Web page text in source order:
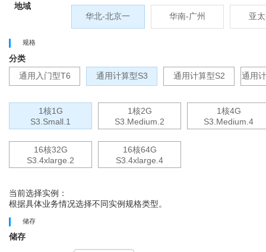
地域
华北-北京一
华南-广州 亚
规格
分类
通用入门型T6
通用计算型S3 通用计算型S2 通用
1核1G
S3.small.1
1核2G
S3.medium.2
1核4G
S3.medium.4
16核32G
S3.4xlarge.2
16核64G
S3.4xlarge.4
当前选择实例：
根据具体业务情况选择不同实例规格类型。
储存
储存